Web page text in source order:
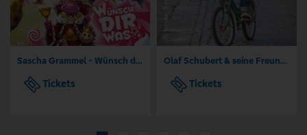
Sascha Grammel - Wünsch dir was
Tickets
Olaf Schubert & seine Freunde - Jetzt oder now!
Tickets